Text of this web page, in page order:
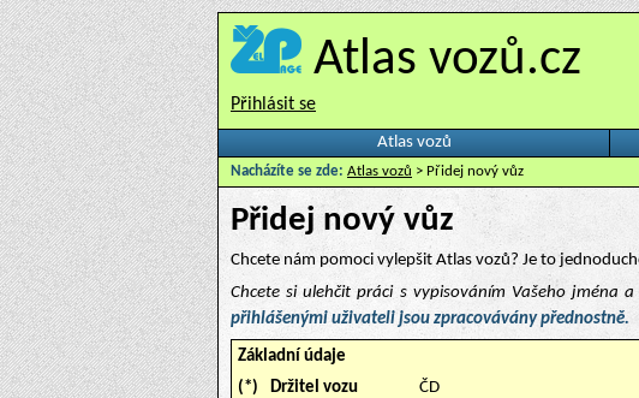
Atlas vozů.cz
Přihlásit se
Atlas vozů
Nacházíte se zde: Atlas vozů > Přidej nový vůz
Přidej nový vůz
Chcete nám pomoci vylepšit Atlas vozů? Je to
Chcete si ulehčit práci s vypisováním Vašeho jména
přihlášenými uživateli jsou zpracovávány přednostně.
Základní údaje
(*)
Držitel vozu
ČD